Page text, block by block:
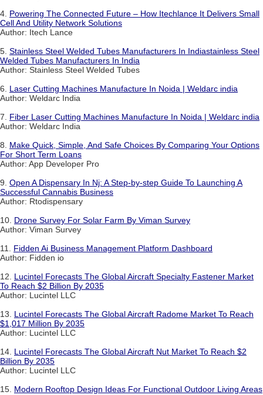
4. Powering The Connected Future – How Itechlance It Delivers Small
Cell And Utility Network Solutions
Author: Itech Lance
5. Stainless Steel Welded Tubes Manufacturers In Indiastainless Steel
Welded Tubes Manufacturers In India
Author: Stainless Steel Welded Tubes
6. Laser Cutting Machines Manufacture In Noida | Weldarc india
Author: Weldarc India
7. Fiber Laser Cutting Machines Manufacture In Noida | Weldarc india
Author: Weldarc India
8. Make Quick, Simple, And Safe Choices By Comparing Your Options
For Short Term Loans
Author: App Developer Pro
9. Open A Dispensary In Nj: A Step-by-step Guide To Launching A
Successful Cannabis Business
Author: Rtodispensary
10. Drone Survey For Solar Farm By Viman Survey
Author: Viman Survey
11. Fidden Ai Business Management Platform Dashboard
Author: Fidden io
12. Lucintel Forecasts The Global Aircraft Specialty Fastener Market
To Reach $2 Billion By 2035
Author: Lucintel LLC
13. Lucintel Forecasts The Global Aircraft Radome Market To Reach
$1,017 Million By 2035
Author: Lucintel LLC
14. Lucintel Forecasts The Global Aircraft Nut Market To Reach $2
Billion By 2035
Author: Lucintel LLC
15. Modern Rooftop Design Ideas For Functional Outdoor Living Areas